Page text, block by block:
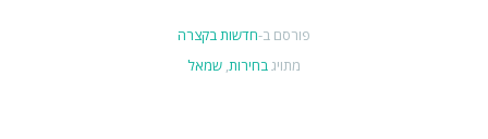
פורסם ב-חדשות בקצרה
מתויגבחירות, שמאל